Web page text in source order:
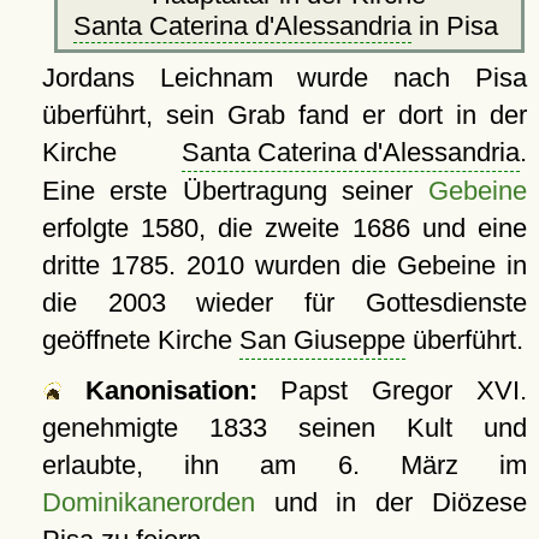
Santa Caterina d'Alessandriain Pisa
Jordans Leichnam wurde nach Pisa
überführt, sein Grab fand er dort in der
Kirche Santa Caterina d'Alessandria.
Eine erste Übertragung seiner Gebeine
erfolgte 1580, die zweite 1686 und eine
dritte 1785. 2010 wurden die Gebeine in
die 2003 wieder für Gottesdienste
geöffnete Kirche San Giuseppeüberführt.
Kanonisation: Papst Gregor XVI.
genehmigte 1833seinen Kult und
erlaubte, ihn am 6. März im
Dominikanerorden und in der Diözese